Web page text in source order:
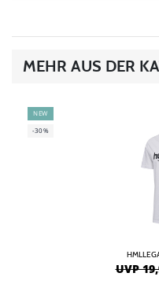
MEHR AUS DER
NEW
-30%
UVP